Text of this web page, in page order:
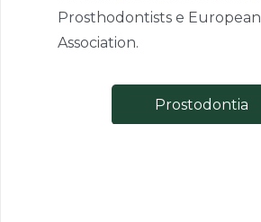
Prosthodontists e
Association.
Prostodontia